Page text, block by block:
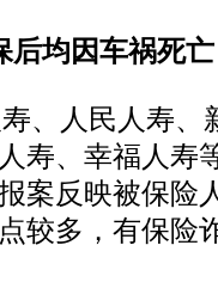
后均因车祸死亡
人民人寿、
寿、幸福人寿
案反映被保险
较多，有保险